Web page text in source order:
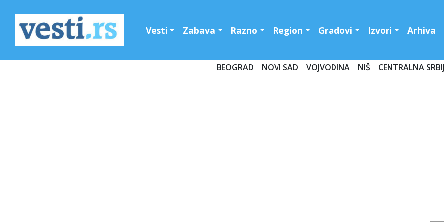
Vesti Zabava Razno Region Gradovi Izvori Arhiva
BEOGRAD NOVI SAD VOJVODINA NIŠ CENTRALNA